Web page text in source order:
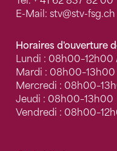
E-Mail: stv@stv-fsg.ch
Horaires d'ouverture
Lundi : 08h00–12h00
Mardi : 08h00–13h00
Mercredi :
Jeudi : 08h00–13h00
Vendredi :